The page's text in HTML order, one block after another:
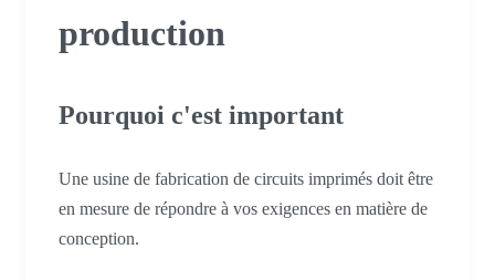
production
Pourquoi c'est important
Une usine de fabrication de circuits imprimés doit être
en mesure de répondre à vos exigences en matière de
conception.